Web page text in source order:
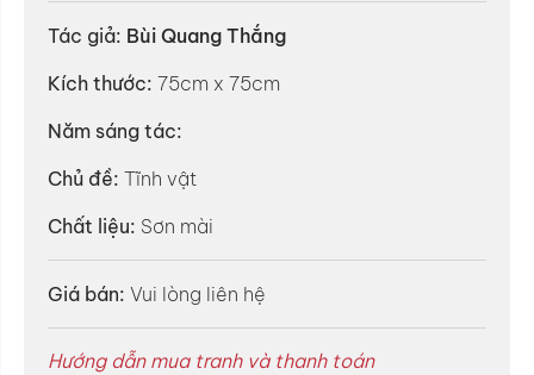
Tác giả: Bùi Quang Thắng
Kích thước: 75cm x 75cm
Năm sáng tác:
Chủ đề: Tĩnh vật
Chất liệu: Sơn mài
Giá bán: Vui lòng liên hệ
Hướng dẫn mua tranh và thanh toán